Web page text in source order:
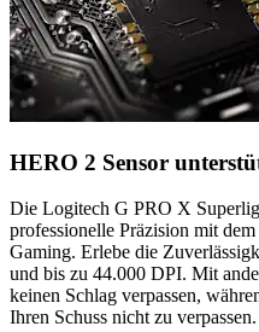
HERO 2 Sensor
Die Logitech G PRO X
professionelle Präzision mit
Gaming. Erlebe die
und bis zu 44.000 DPI. Mit
keinen Schlag verpassen,
Ihren Schuss nicht zu verpassen.